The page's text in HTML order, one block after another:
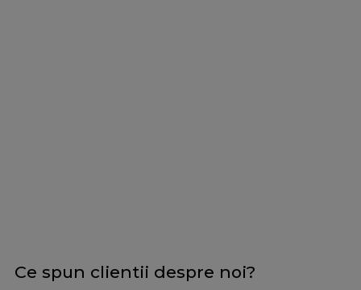
Ce spun clientii despre noi?